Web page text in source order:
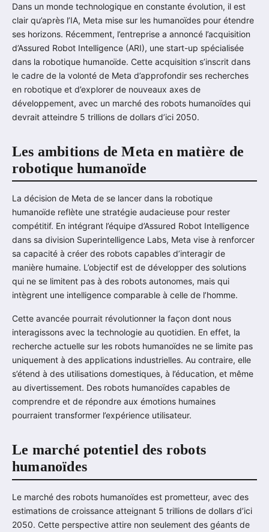
Dans un monde technologique en constante évolution, il est
clair qu’après l’IA, Meta mise sur les humanoïdes pour étendre
ses horizons. Récemment, l’entreprise a annoncé l’acquisition
d’Assured Robot Intelligence (ARI), une start-up spécialisée
dans la robotique humanoïde. Cette acquisition s’inscrit dans
le cadre de la volonté de Meta d’approfondir ses recherches
en robotique et d’explorer de nouveaux axes de
développement, avec un marché des robots humanoïdes qui
devrait atteindre 5 trillions de dollars d’ici 2050.
Les ambitions de Meta en matière de
robotique humanoïde
La décision de Meta de se lancer dans la robotique
humanoïde reflète une stratégie audacieuse pour rester
compétitif. En intégrant l’équipe d’Assured Robot Intelligence
dans sa division Superintelligence Labs, Meta vise à renforcer
sa capacité à créer des robots capables d’interagir de
manière humaine. L’objectif est de développer des solutions
qui ne se limitent pas à des robots autonomes, mais qui
intègrent une intelligence comparable à celle de l’homme.
Cette avancée pourrait révolutionner la façon dont nous
interagissons avec la technologie au quotidien. En effet, la
recherche actuelle sur les robots humanoïdes ne se limite pas
uniquement à des applications industrielles. Au contraire, elle
s’étend à des utilisations domestiques, à l’éducation, et même
au divertissement. Des robots humanoïdes capables de
comprendre et de répondre aux émotions humaines
pourraient transformer l’expérience utilisateur.
Le marché potentiel des robots
humanoïdes
Le marché des robots humanoïdes est prometteur, avec des
estimations de croissance atteignant 5 trillions de dollars d’ici
2050. Cette perspective attire non seulement des géants de